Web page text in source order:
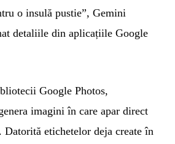
o insulă pustie”, Gemini
detaliile din aplicațiile Google
Google Photos,
imagini în care apar direct
etichetelor deja create în